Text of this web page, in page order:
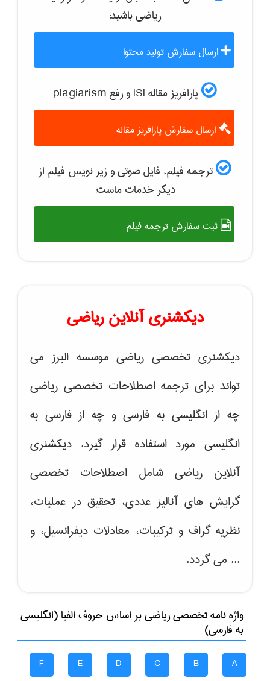
رياضیباشید:
ارسال سفارش تولید محتوا
پارافریز مقاله ISI و رفع plagiarism
ارسال سفارش پارافریز مقاله
ترجمه فیلم، فایل صوتی و زیر نویس فیلم از
دیگر خدمات ماست:
ثبت سفارش ترجمه فیلم
دیکشنری آنلاین ریاضی
دیکشنری تخصصی ریاضی موسسه البرز می
تواند برای ترجمه اصطلاحات تخصصی ریاضی
چه از انگلیسی به فارسی و چه از فارسی به
انگلیسی مورد استفاده قرار گیرد. دیکشنری
آنلاین ریاضی شامل اصطلاحات تخصصی
گرایش های آنالیز عددی، تحقیق در عملیات،
نظریه گراف و تركیبات، معادلات دیفرانسیل، و
... می گردد.
واژه نامه تخصصیرياضیبر اساس حروف الفبا (انگلیسی
به فارسی)
A
B
C
D
E
F